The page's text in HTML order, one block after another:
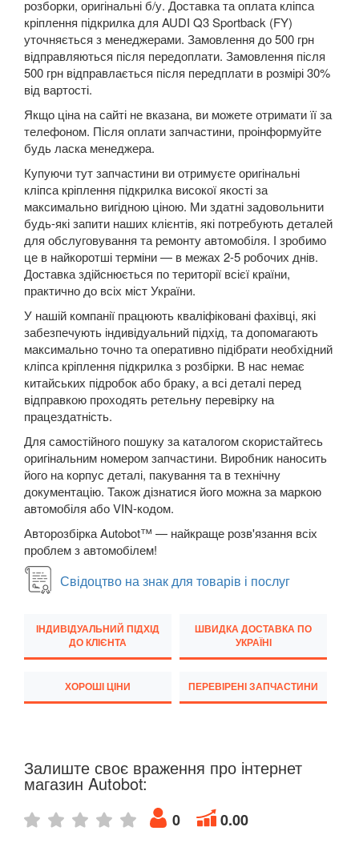
A6 C8 (F2)
A6 C8 Allroad Quattro
A7 I Sportback (4GA)
A7 II Sportback (4G8)
A8 D3 (4E2, 4E8)
A8 D4 (4H)
A8 D5 (5H)
e-tron
e-tron Sportback
Q2
Q3 I (8UB)
Q3 Sportback (FY)
Q5 I (8RB)
Q5 II (FY, 80A)
Q5 II (80A) Sportback
Q7 I (4L)
Q7 II (4M)
Q8 I
TT II (8J3, 8J9)
FIAT
FORD
розборки, оригінальні б/у. Доставка та оплата кліпса
кріплення підкрилка для AUDI Q3 Sportback (FY)
уточняється з менеджерами. Замовлення до 500 грн
відправляються після передоплати. Замовлення після
500 грн відправлається після передплати в розмірі 30%
від вартості.
Якщо ціна на сайті не вказана, ви можете отримати її за
телефоном. Після оплати запчастини, проінформуйте
будь ласка менеджера.
Купуючи тут запчастини ви отримуєте оригінальні
кліпса кріплення підкрилка високої якості за
максимально вигідною ціною. Ми здатні задовольнити
будь-які запити наших клієнтів, які потребують деталей
для обслуговування та ремонту автомобіля. І зробимо
це в найкоротші терміни — в межах 2-5 робочих днів.
Доставка здійснюється по території всієї країни,
практично до всіх міст України.
У нашій компанії працюють кваліфіковані фахівці, які
забезпечують індивідуальний підхід, та допомагають
максимально точно та оперативно підібрати необхідний
кліпса кріплення підкрилка з розбірки. В нас немає
китайських підробок або браку, а всі деталі перед
відправкою проходять ретельну перевірку на
працездатність.
Для самостійного пошуку за каталогом скористайтесь
оригінальним номером запчастини. Виробник наносить
його на корпус деталі, пакування та в технічну
документацію. Також дізнатися його можна за маркою
автомобіля або VIN-кодом.
Авторозбірка Autobot™ — найкраще розв'язання всіх
проблем з автомобілем!
Свідоцтво на знак для товарів і послуг
ІНДИВІДУАЛЬНИЙ ПІДХІД
ДО КЛІЄНТА
ШВИДКА ДОСТАВКА ПО
УКРАЇНІ
ХОРОШІ ЦІНИ ПЕРЕВІРЕНІ ЗАПЧАСТИНИ
Залиште своє враження про інтернет
магазин Autobot:
0 0.00